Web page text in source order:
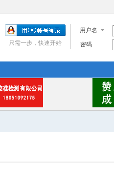
用户名
密码
只需一步，快速开始